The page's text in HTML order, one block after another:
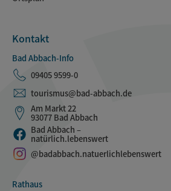
Kontakt
Bad Abbach-Info
09405 9599-0
tourismus@bad-abbach.de
Am Markt 22
93077 Bad Abbach
Bad Abbach –
natürlich.lebenswert
@badabbach.natuerlichlebenswert
Rathaus